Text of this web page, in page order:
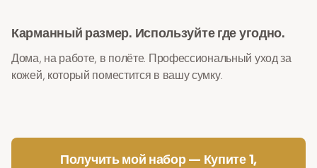
Карманный размер. Используйте где угодно.
Дома, на работе, в полёте. Профессиональный уход за
кожей, который поместится в вашу сумку.
Получить мой набор — Купите 1,